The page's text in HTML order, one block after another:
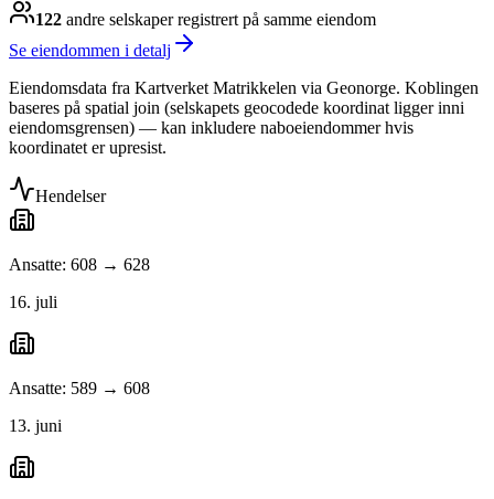
122 andre selskaperregistrert på samme eiendom
Se eiendommen i detalj
Eiendomsdata fra Kartverket Matrikkelen via Geonorge. Koblingen
baseres på spatial join (selskapets geocodede koordinat ligger inni
eiendomsgrensen) — kan inkludere naboeiendommer hvis
koordinatet er upresist.
Hendelser
Ansatte: 608 → 628
16. juli
Ansatte: 589 → 608
13. juni